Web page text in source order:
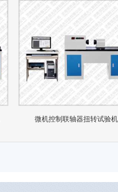
微机控制联轴器扭转试验机